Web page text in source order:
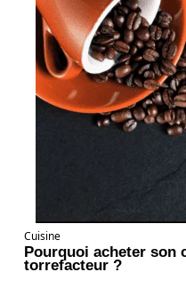
Cuisine
Pourquoi acheter son
torrefacteur ?